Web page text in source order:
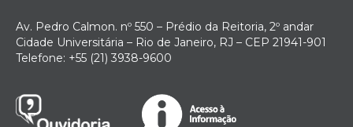
Av. Pedro Calmon. nº 550 – Prédio da Reitoria, 2º andar
Cidade Universitária – Rio de Janeiro, RJ – CEP 21941-901
Telefone: +55 (21) 3938-9600